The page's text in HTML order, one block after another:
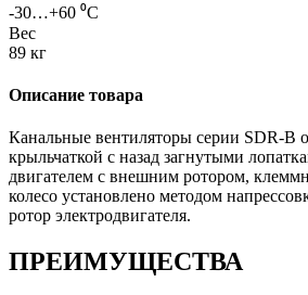
-30…+60 ⁰С
Вес
89 кг
Описание товара
Канальные вентиляторы серии SDR-B
крыльчаткой с назад загнутыми
двигателем с внешним ротором,
колесо установлено методом
ротор электродвигателя.
ПРЕИМУЩЕСТВА